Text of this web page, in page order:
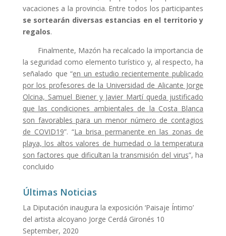
vacaciones a la provincia. Entre todos los participantes
se sortearán diversas estancias en el territorio y
regalos.
Finalmente, Mazón ha recalcado la importancia de
la seguridad como elemento turístico y, al respecto, ha
señalado que “en un estudio recientemente publicado
por los profesores de la Universidad de Alicante Jorge
Olcina, Samuel Biener y Javier Martí queda justificado
que las condiciones ambientales de la Costa Blanca
son favorables para un menor número de contagios
de COVID19”. “La brisa permanente en las zonas de
playa, los altos valores de humedad o la temperatura
son factores que dificultan la transmisión del virus”, ha
concluido
Últimas Noticias
La Diputación inaugura la exposición ‘Paisaje Íntimo’
del artista alcoyano Jorge Cerdá Gironés 10
September, 2020